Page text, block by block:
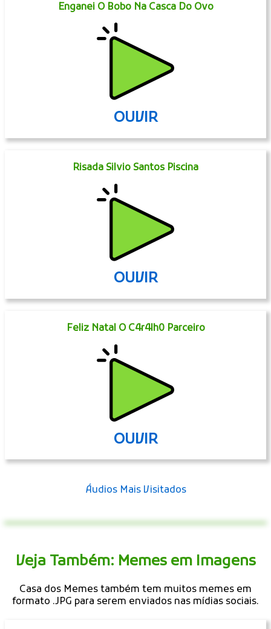
Enganei O Bobo Na Casca Do Ovo
OUVIR
Risada Silvio Santos Piscina
OUVIR
Feliz Natal O C4r4lh0 Parceiro
OUVIR
Áudios Mais Visitados
Veja Também: Memes em Imagens
Casa dos Memes também tem muitos memes em
formato .JPG para serem enviados nas mídias sociais.